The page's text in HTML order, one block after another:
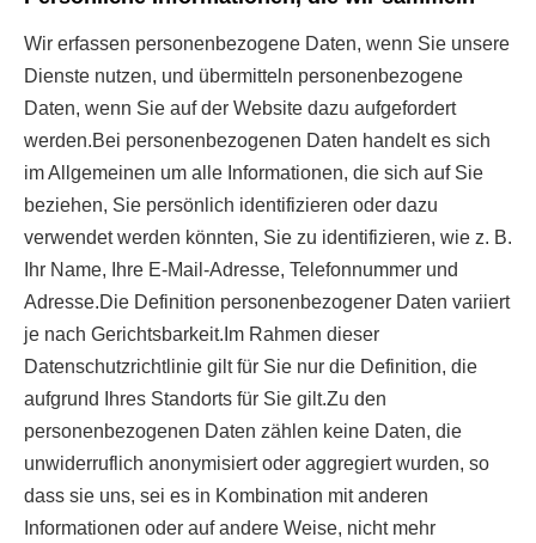
Wir erfassen personenbezogene Daten, wenn Sie unsere
Dienste nutzen, und übermitteln personenbezogene
Daten, wenn Sie auf der Website dazu aufgefordert
werden.Bei personenbezogenen Daten handelt es sich
im Allgemeinen um alle Informationen, die sich auf Sie
beziehen, Sie persönlich identifizieren oder dazu
verwendet werden könnten, Sie zu identifizieren, wie z. B.
Ihr Name, Ihre E-Mail-Adresse, Telefonnummer und
Adresse.Die Definition personenbezogener Daten variiert
je nach Gerichtsbarkeit.Im Rahmen dieser
Datenschutzrichtlinie gilt für Sie nur die Definition, die
aufgrund Ihres Standorts für Sie gilt.Zu den
personenbezogenen Daten zählen keine Daten, die
unwiderruflich anonymisiert oder aggregiert wurden, so
dass sie uns, sei es in Kombination mit anderen
Informationen oder auf andere Weise, nicht mehr